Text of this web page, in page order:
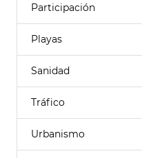
Participación
Playas
Sanidad
Tráfico
Urbanismo